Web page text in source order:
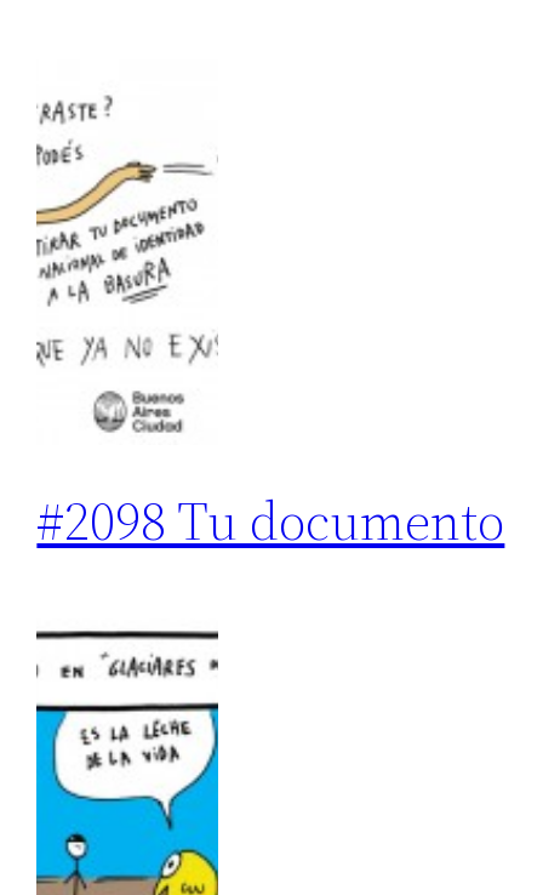
#2098 Tu documento